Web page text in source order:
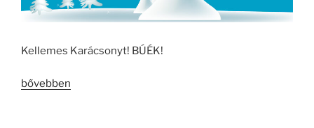
Kellemes Karácsonyt! BÚÉK!
„TÉLI
bővebben